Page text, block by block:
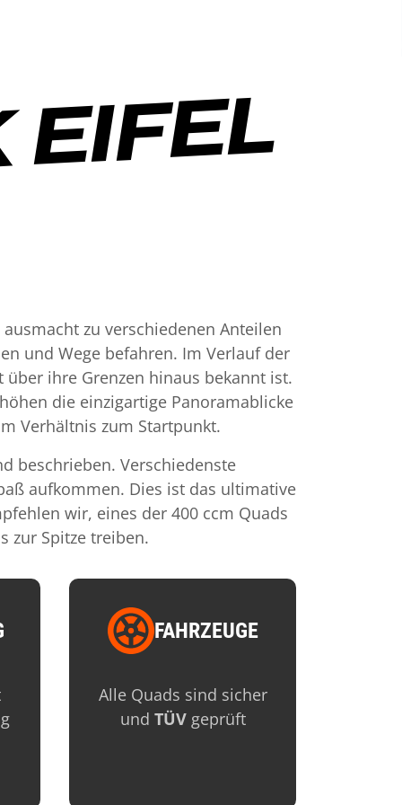
zu verschiedenen Anteilen
und Wege befahren. Im Verlauf der
ihre Grenzen hinaus bekannt ist.
die einzigartige Panoramablicke
Verhältnis zum Startpunkt.
beschrieben. Verschiedenste
aufkommen. Dies ist das ultimative
wir, eines der 400 ccm Quads
zur Spitze treiben.
FAHRZEUGE
Image
Alle Quads sind sicher
und TÜVgeprüft